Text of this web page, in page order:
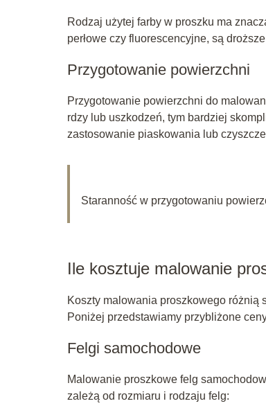
Rodzaj użytej farby w proszku ma
perłowe czy fluorescencyjne, są
Przygotowanie powierzchni
Przygotowanie powierzchni do
rdzy lub uszkodzeń, tym bardziej
zastosowanie piaskowania lub
Staranność w przygotowaniu
Ile kosztuje malowanie
Koszty malowania proszkowego
Poniżej przedstawiamy przybliżone
Felgi samochodowe
Malowanie proszkowe felg
zależą od rozmiaru i rodzaju felg: